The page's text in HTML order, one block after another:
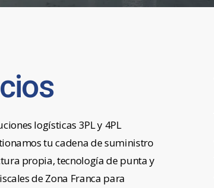
logísticas 3PL y 4PL
tu cadena de suministro
propia, tecnología de punta y
de Zona Franca para